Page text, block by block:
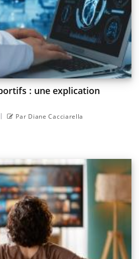
: une explication
| Par Diane Cacciarella